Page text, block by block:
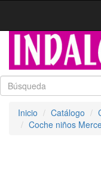
Inicio Catálogo
Coche niños